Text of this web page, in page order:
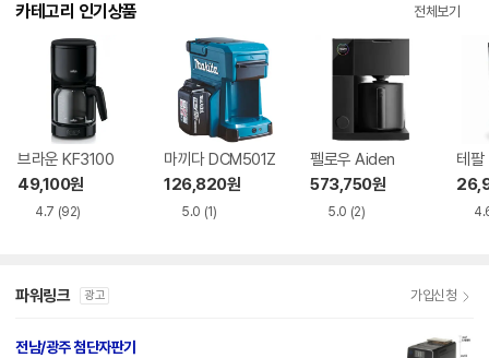
카테고리 인기상품 전체보기
브라운 KF3100
49,100원
4.7 (92)
마끼다 DCM501Z
126,820원
5.0 (1)
펠로우 Aiden
573,750원
5.0 (2)
테팔
파워링크 광고 가입신청
전남/광주 첨단자판기